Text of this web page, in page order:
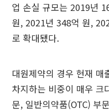
업 손실 규모는 2019년
원, 2021년 348억 원,
로 확대됐다.
대원제약의 경우 현재 매
차지하는 비중이 매우 크
문, 일반의약품(OTC) 부